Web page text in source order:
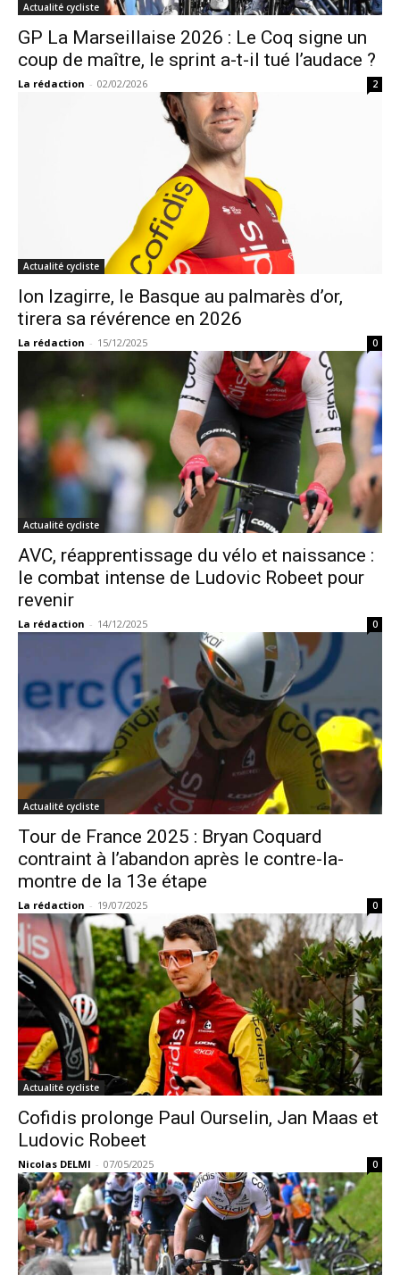
Actualité cycliste
GP La Marseillaise 2026 : Le Coq signe un
coup de maître, le sprint a-t-il tué l’audace ?
La rédaction - 02/02/2026 2
Actualité cycliste
Ion Izagirre, le Basque au palmarès d’or,
tirera sa révérence en 2026
La rédaction - 15/12/2025 0
Actualité cycliste
AVC, réapprentissage du vélo et naissance :
le combat intense de Ludovic Robeet pour
revenir
La rédaction - 14/12/2025 0
Actualité cycliste
Tour de France 2025 : Bryan Coquard
contraint à l’abandon après le contre-la-
montre de la 13e étape
La rédaction - 19/07/2025 0
Actualité cycliste
Cofidis prolonge Paul Ourselin, Jan Maas et
Ludovic Robeet
Nicolas DELMI - 07/05/2025 0